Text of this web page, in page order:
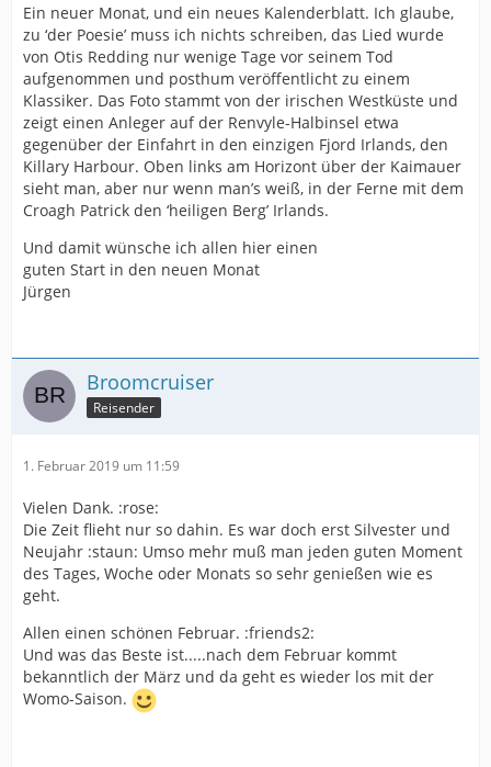
Ein neuer Monat, und ein neues Kalenderblatt. Ich glaube,
zu ‘der Poesie’ muss ich nichts schreiben, das Lied wurde
von Otis Redding nur wenige Tage vor seinem Tod
aufgenommen und posthum veröffentlicht zu einem
Klassiker. Das Foto stammt von der irischen Westküste und
zeigt einen Anleger auf der Renvyle-Halbinsel etwa
gegenüber der Einfahrt in den einzigen Fjord Irlands, den
Killary Harbour. Oben links am Horizont über der Kaimauer
sieht man, aber nur wenn man’s weiß, in der Ferne mit dem
Croagh Patrick den ‘heiligen Berg’ Irlands.
Und damit wünsche ich allen hier einen
guten Start in den neuen Monat
Jürgen
Broomcruiser
Reisender
1. Februar 2019 um 11:59
Vielen Dank. :rose:
Die Zeit flieht nur so dahin. Es war doch erst Silvester und
Neujahr :staun: Umso mehr muß man jeden guten Moment
des Tages, Woche oder Monats so sehr genießen wie es
geht.
Allen einen schönen Februar. :friends2:
Und was das Beste ist.....nach dem Februar kommt
bekanntlich der März und da geht es wieder los mit der
Womo-Saison.